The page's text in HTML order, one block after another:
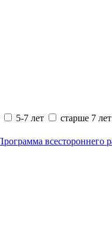
5-7 лет старше 7 лет